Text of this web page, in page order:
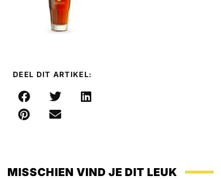
DEEL DIT ARTIKEL:
MISSCHIEN VIND JE DIT LEUK